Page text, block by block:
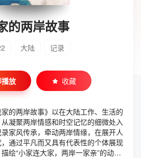
的两岸故事
大陆 记录
放 收藏
两岸故事》以在大陆工作、生活的
凝聚两岸情感和时空记忆的细微处入
家风传承，牵动两岸情缘，在展开人
通过平凡而又具有代表性的个体展现
绘“小家连大家，两岸一家亲”的动人